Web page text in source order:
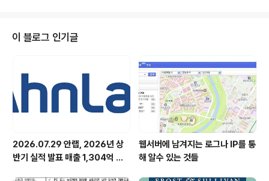
서는 인사나 재무, 최고 경영층의 고급 정보를 취급하는 비
서실 같은 곳이 이에 해당한다. 이들의 공통점은 기밀에 해
보 보안은 ‘철저함’ 그 자체다. 0.1%의 실수나 오차도 치명
적인 문제를 불러일으킨다. 그러나, 오늘날 사회적인 문제
로 부각된 정보 보안..
이 블로그 인기글
2026.07.29 안랩, 2026년 상
반기 실적 발표 매출 1,304억 원,
웹서버에 남겨지는 로그나 IP를 통
해 알수 있는 것들